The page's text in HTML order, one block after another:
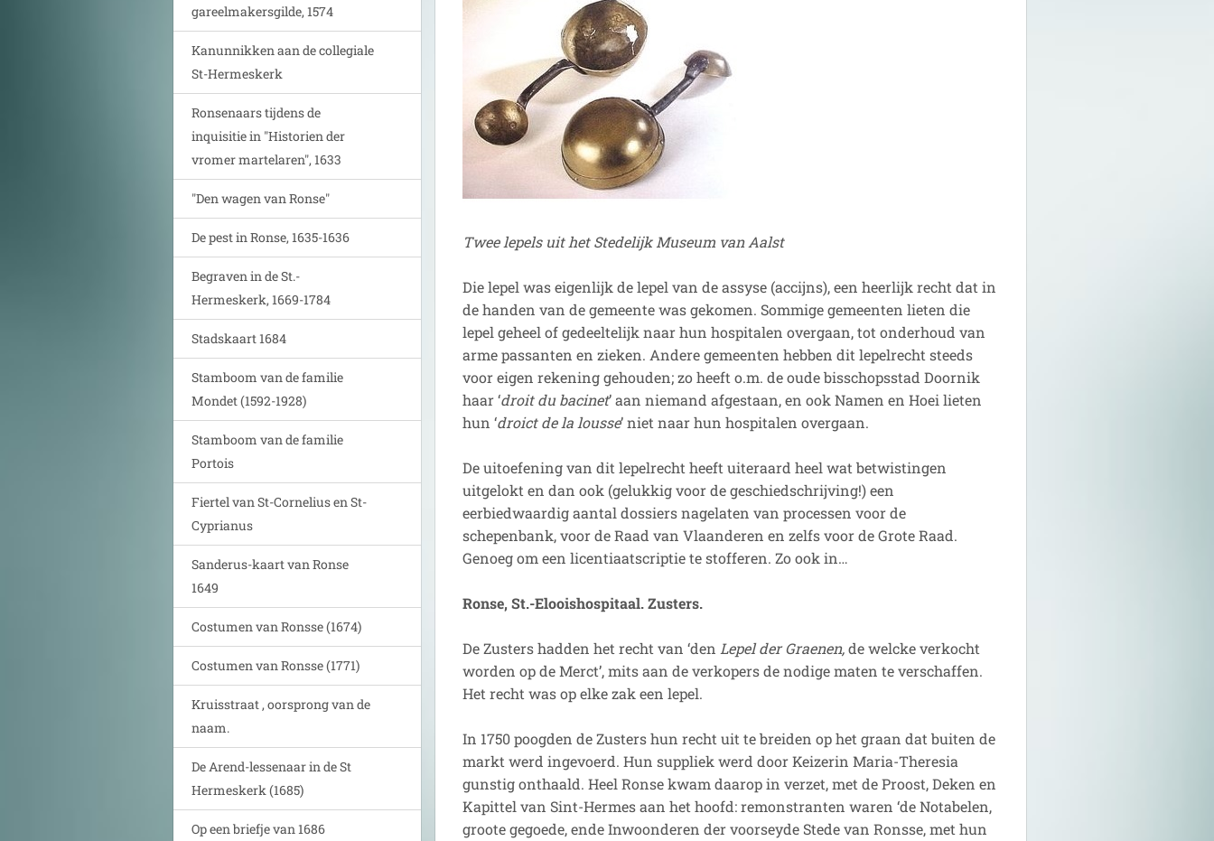
gareelmakersgilde, 1574
Kanunnikken aan de collegiale
St-Hermeskerk
Ronsenaars tijdens de
inquisitie in "Historien der
vromer martelaren", 1633
"Den wagen van Ronse"
De pest in Ronse, 1635-1636
Begraven in de St.-
Hermeskerk, 1669-1784
Stadskaart 1684
Stamboom van de familie
Mondet (1592-1928)
Stamboom van de familie
Portois
Fiertel van St-Cornelius en St-
Cyprianus
Sanderus-kaart van Ronse
1649
Costumen van Ronsse (1674)
Costumen van Ronsse (1771)
Kruisstraat , oorsprong van de
naam.
De Arend-lessenaar in de St
Hermeskerk (1685)
Op een briefje van 1686
Twee lepels uit het Stedelijk Museum van Aalst
Die lepel was eigenlijk de lepel van de assyse (accijns), een heerlijk recht dat in
de handen van de gemeente was gekomen. Sommige gemeenten lieten die
lepel geheel of gedeeltelijk naar hun hospitalen overgaan, tot onderhoud van
arme passanten en zieken. Andere gemeenten hebben dit lepelrecht steeds
voor eigen rekening gehouden; zo heeft o.m. de oude bisschopsstad Doornik
haar ‘droit du bacinet’ aan niemand afgestaan, en ook Namen en Hoei lieten
hun ‘droict de la lousse’ niet naar hun hospitalen overgaan.
De uitoefening van dit lepelrecht heeft uiteraard heel wat betwistingen
uitgelokt en dan ook (gelukkig voor de geschiedschrijving!) een
eerbiedwaardig aantal dossiers nagelaten van processen voor de
schepenbank, voor de Raad van Vlaanderen en zelfs voor de Grote Raad.
Genoeg om een licentiaatscriptie te stofferen. Zo ook in…
Ronse, St.-Elooishospitaal. Zusters.
De Zusters hadden het recht van ‘den Lepel der Graenen,de welcke verkocht
worden op de Merct’, mits aan de verkopers de nodige maten te verschaffen.
Het recht was op elke zak een lepel.
In 1750 poogden de Zusters hun recht uit te breiden op het graan dat buiten de
markt werd ingevoerd. Hun suppliek werd door Keizerin Maria-Theresia
gunstig onthaald. Heel Ronse kwam daarop in verzet, met de Proost, Deken en
Kapittel van Sint-Hermes aan het hoofd: remonstranten waren ‘de Notabelen,
groote gegoede, ende Inwoonderen der voorseyde Stede van Ronsse, met hun